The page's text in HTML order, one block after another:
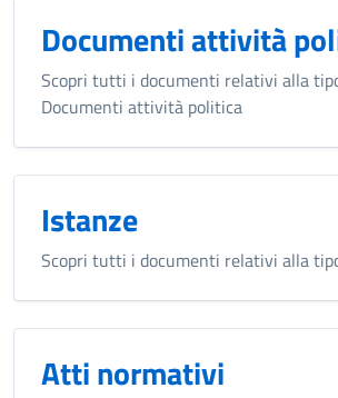
Documenti attività
Scopri tutti i documenti relativi alla
Documenti attività politica
Istanze
Scopri tutti i documenti relativi alla
Atti normativi